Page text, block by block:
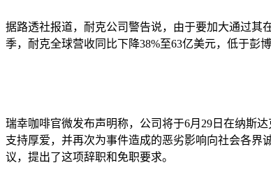
据路透社报道，耐克公司警告说，由于要加大通过其
季，耐克全球营收同比下降38%至63亿美元，低于彭
瑞幸咖啡官微发布声明称，公司将于6月29日在纳斯
支持厚爱，并再次为事件造成的恶劣影响向社会各
议，提出了这项辞职和免职要求。